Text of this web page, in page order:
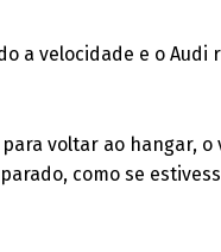
a velocidade e o Audi
voltar ao hangar,
como se